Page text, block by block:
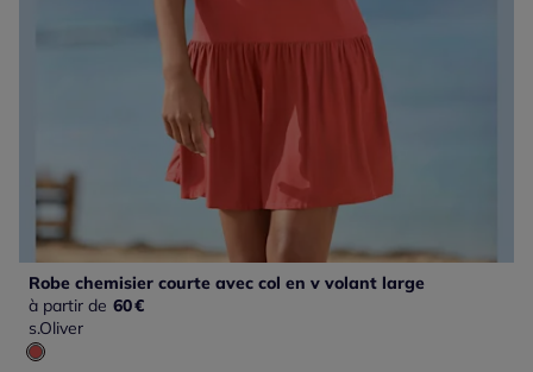
Robe chemisier courte avec col en v volant large
à partir de 60€
s.Oliver